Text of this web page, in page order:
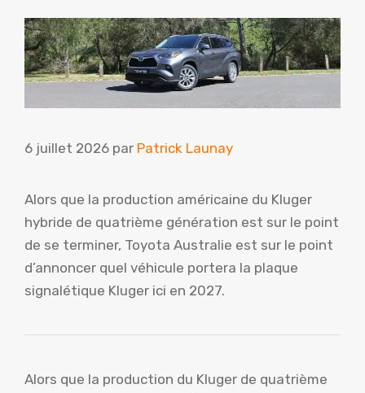
6 juillet 2026 par Patrick Launay
Alors que la production américaine du Kluger
hybride de quatrième génération est sur le point
de se terminer, Toyota Australie est sur le point
d’annoncer quel véhicule portera la plaque
signalétique Kluger ici en 2027.
Alors que la production du Kluger de quatrième